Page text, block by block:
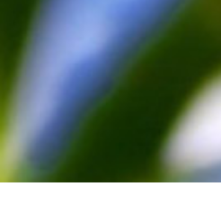
月，則天氣會持續穩定，今年
的捕魚季節就會比較長，而漁
民們的收入也會相對提高呢！